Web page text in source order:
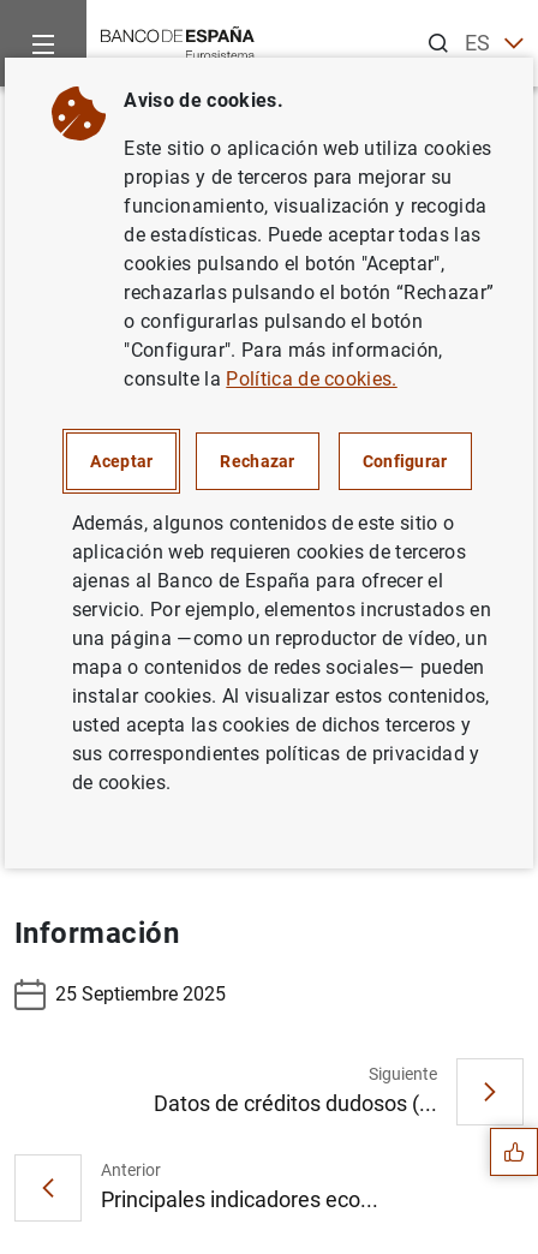
ESEN
Inicio Noticias y eventos
Volver
Datos de créditos y depósitos
por provincias yCCAA(segundo
trimestre de 2025)
Desglose geográfico trimestral de los datos de créditos y
Administraciones Públicas y los otros sectores residentes
(empresas no financieras y familias) .
Capítulo 4 del Boletín Estadístico
4.28 - Detalle por provincias. Resumen
4.29 - Detalle por Comunidades Autónomas. Resumen
4.30 - Detalle del crédito por Comunidades Autónomas
4.31 - Detalle de los depósitos por Comunidades
Autónomas
Información
25 Septiembre 2025
Anterior
Principales indicadores eco...
Siguiente
Datos de créditos dudosos (... Sugerencias
Aviso de cookies.
Este sitio o aplicación web utiliza cookies
propias y de terceros para mejorar su
funcionamiento, visualización y recogida
de estadísticas. Puede aceptar todas las
cookies pulsando el botón "Aceptar",
rechazarlas pulsando el botón “Rechazar”
o configurarlas pulsando el botón
"Configurar". Para más información,
consulte la Política de cookies.
Aceptar Rechazar Configurar
Además, algunos contenidos de este sitio o
aplicación web requieren cookies de terceros
ajenas al Banco de España para ofrecer el
servicio. Por ejemplo, elementos incrustados en
una página —como un reproductor de vídeo, un
mapa o contenidos de redes sociales— pueden
instalar cookies. Al visualizar estos contenidos,
usted acepta las cookies de dichos terceros y
sus correspondientes políticas de privacidad y
de cookies.